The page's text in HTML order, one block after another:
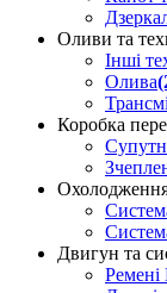
Оливи та
Інші
Олива
Коробка
Двигун та
Ремені